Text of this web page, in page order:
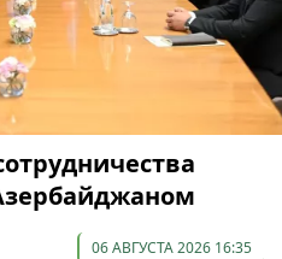
06 АВГУСТА 2026 16:35